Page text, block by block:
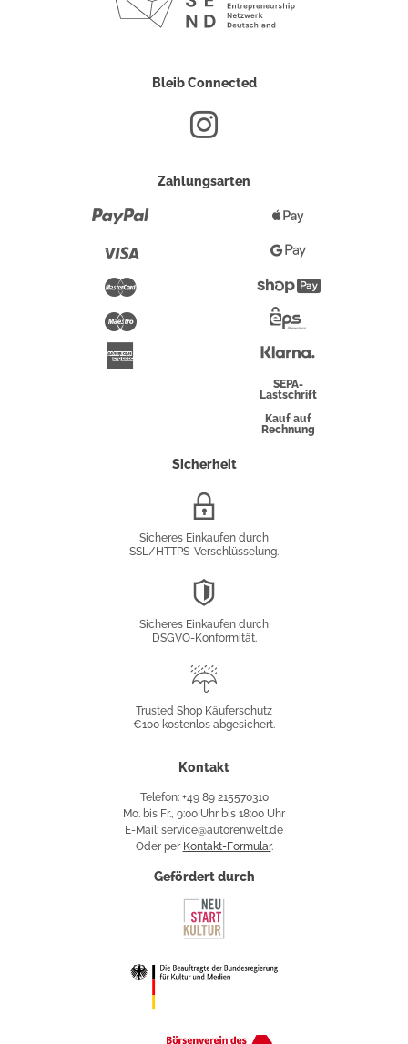
Bleib Connected
Zahlungsarten
Maestro
Pay
Google
PayShopify
Überweisung
SEPA-
Lastschrift
Kauf auf
Rechnung
Sicherheit
Sicheres Einkaufen durch
SSL/HTTPS-Verschlüsselung.
Sicheres Einkaufen durch
DSGVO-Konformität.
Käuferschutz
Trusted Shop Käuferschutz
€100 kostenlos abgesichert.
Kontakt
Telefon: +49 89 215570310
Mo. bis Fr., 9:00 Uhr bis 18:00 Uhr
E-Mail: service@autorenwelt.de
Oder per Kontakt-Formular.
Gefördert durch